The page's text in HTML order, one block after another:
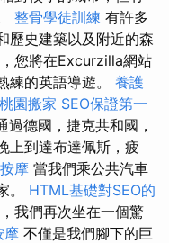
整骨學徒訓練 有許多
歷史建築以及附近的森
您將在Excurzilla網站
練的英語導遊。 養護
桃園搬家 SEO保證第一
過德國，捷克共和國，
上到達布達佩斯，疲
摩 當我們乘公共汽車
。 HTML基礎對SEO的
我們再次坐在一個驚
摩 不僅是我們腳下的巨